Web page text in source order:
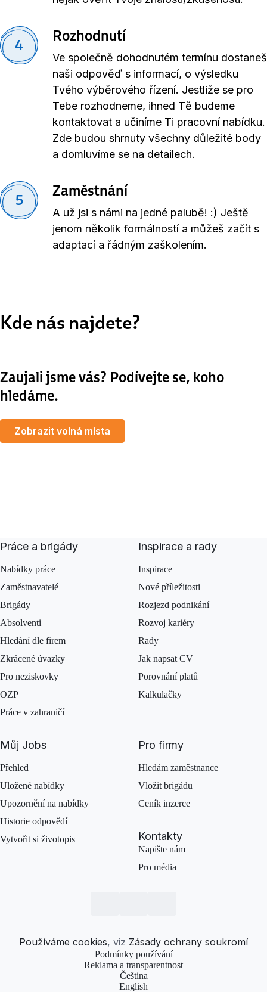
4
Rozhodnutí
Ve společně dohodnutém termínu dostaneš
naši odpověď s informací, o výsledku
Tvého výběrového řízení. Jestliže se pro
Tebe rozhodneme, ihned Tě budeme
kontaktovat a učiníme Ti pracovní nabídku.
Zde budou shrnuty všechny důležité body
a domluvíme se na detailech.
5
Zaměstnání
A už jsi s námi na jedné palubě! :) Ještě
jenom několik formálností a můžeš začít s
adaptací a řádným zaškolením.
Kde nás najdete?
Zaujali jsme vás? Podívejte se, koho
hledáme.
Zobrazit volná místa
Práce a brigády
Nabídky práce
Zaměstnavatelé
Brigády
Absolventi
Hledání dle firem
Zkrácené úvazky
Pro neziskovky
OZP
Práce v zahraničí
Inspirace a rady
Inspirace
Nové příležitosti
Rozjezd podnikání
Rozvoj kariéry
Rady
Jak napsat CV
Porovnání platů
Kalkulačky
Můj Jobs
Přehled
Uložené nabídky
Upozornění na nabídky
Historie odpovědí
Vytvořit si životopis
Pro firmy
Hledám zaměstnance
Vložit brigádu
Ceník inzerce
Kontakty
Napište nám
Pro média
Používáme cookies, viz Zásady ochrany soukromí
Podmínky používání
Reklama a transparentnost
Čeština
English